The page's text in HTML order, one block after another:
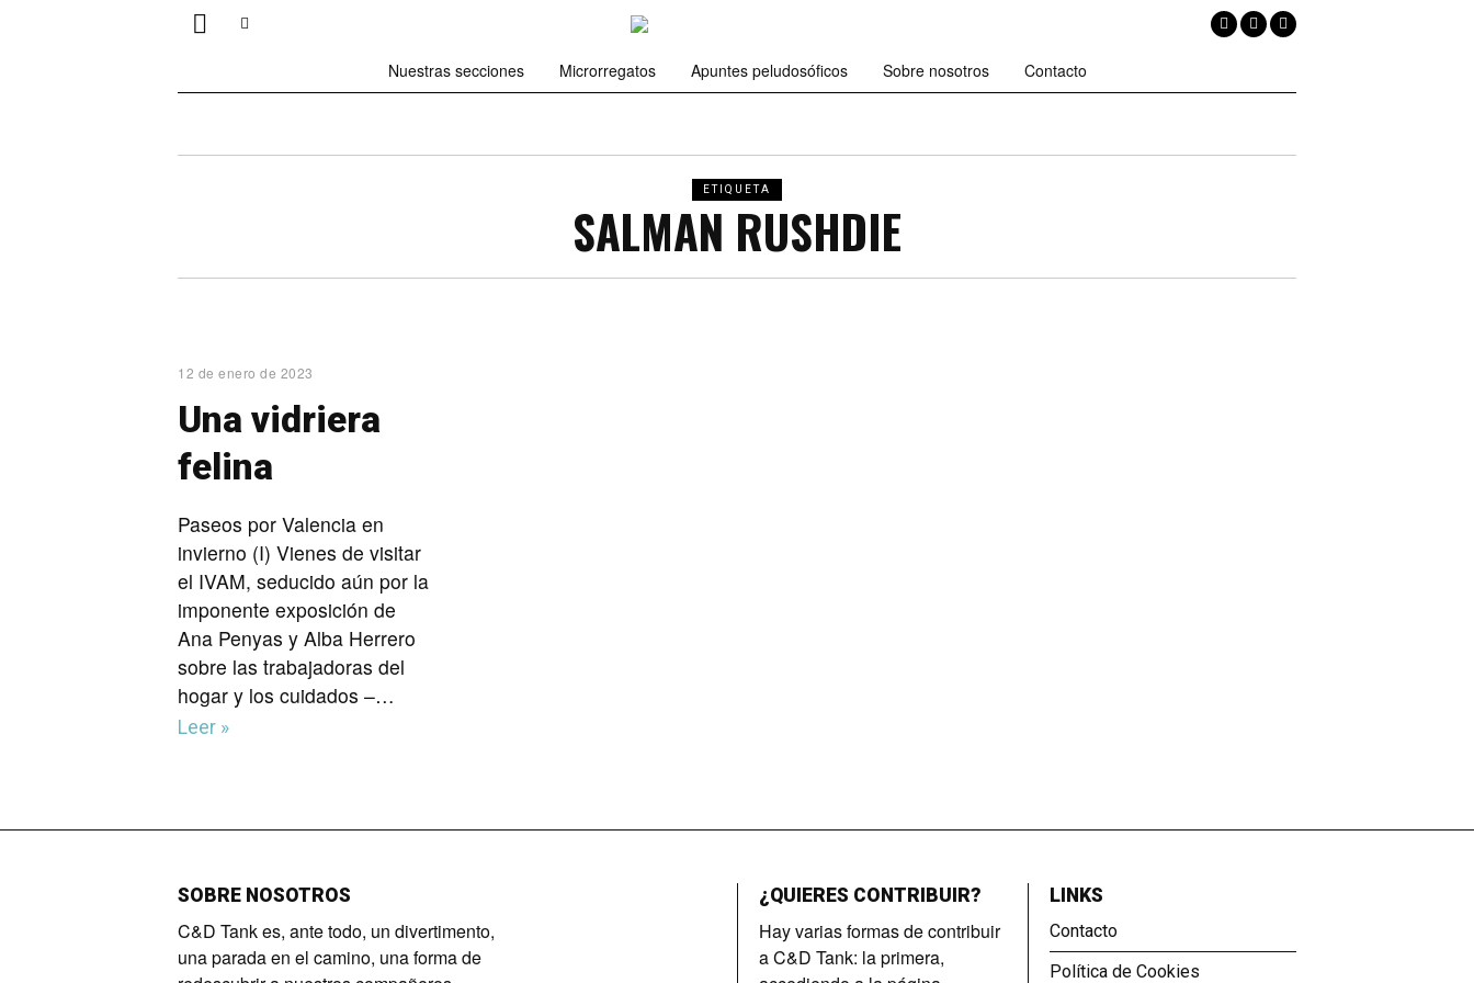
Nuestras secciones Microrregatos Apuntes peludosóficos Sobre nosotros Contacto
ETIQUETA
SALMAN RUSHDIE
12 de enero de 2023
Una vidriera
felina
Paseos por Valencia en
invierno (I) Vienes de visitar
el IVAM, seducido aún por la
imponente exposición de
Ana Penyas y Alba Herrero
sobre las trabajadoras del
hogar y los cuidados –…
Leer »
SOBRE NOSOTROS
C&D Tank es, ante todo, un divertimento,
una parada en el camino, una forma de
¿QUIERES CONTRIBUIR?
Hay varias formas de contribuir
a C&D Tank: la primera,
LINKS
Contacto
Política de Cookies